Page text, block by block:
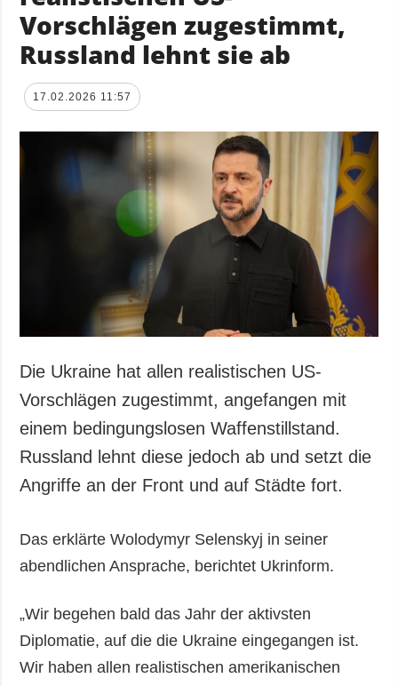
Vorschlägen zugestimmt,
Russland lehnt sie ab
17.02.2026 11:57
Die Ukraine hat allen realistischen US-
Vorschlägen zugestimmt, angefangen mit
einem bedingungslosen Waffenstillstand.
Russland lehnt diese jedoch ab und setzt die
Angriffe an der Front und auf Städte fort.
Das erklärte Wolodymyr Selenskyj in seiner
abendlichen Ansprache, berichtet Ukrinform.
„Wir begehen bald das Jahr der aktivsten
Diplomatie, auf die die Ukraine eingegangen ist.
Wir haben allen realistischen amerikanischen